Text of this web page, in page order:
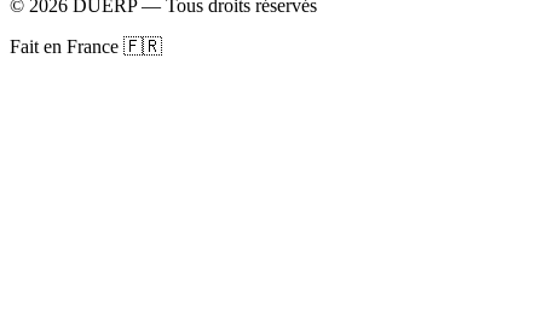
© 2026 DUERP — Tous droits réservés
Fait en France 🇫🇷